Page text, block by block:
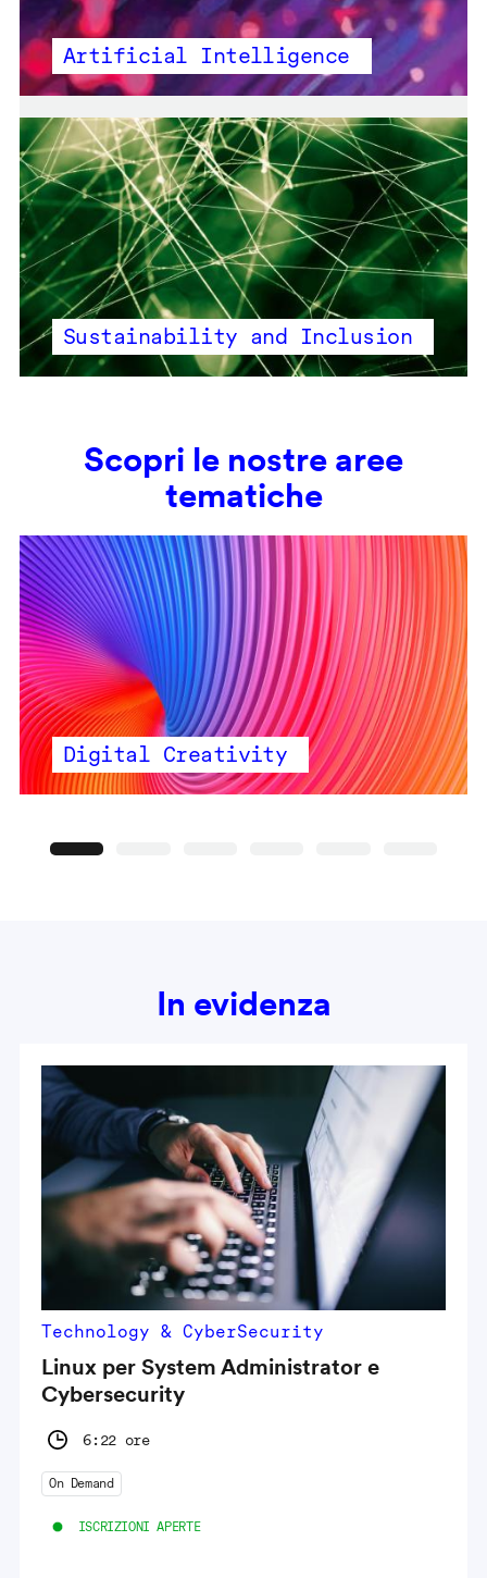
Artificial Intelligence
Sustainability and Inclusion
Scopri le nostre aree
tematiche
Digital Creativity
In evidenza
Technology & CyberSecurity
Linux per System Administrator e
Cybersecurity
6:22 ore
On Demand
ISCRIZIONI APERTE